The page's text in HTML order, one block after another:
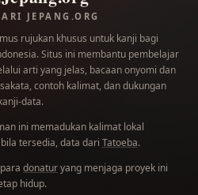
JEPANG.ORG
rujukan khusus untuk kanji bagi
Situs ini membantu pembelajar
arti yang jelas, bacaan onyomi dan
contoh kalimat, dan dukungan
data.
ini memadukan kalimat lokal
tersedia, data dari Tatoeba.
donaturyang menjaga proyek ini
hidup.